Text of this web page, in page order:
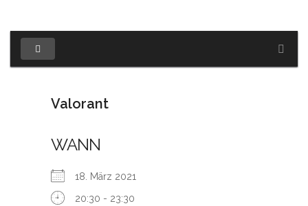
Valorant
WANN
18. März 2021
20:30 - 23:30